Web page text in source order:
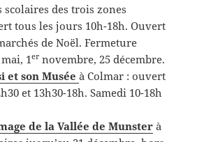
scolaires des trois zones
tous les jours 10h-18h. Ouvert
de Noël. Fermeture
mai, 1er novembre, 25 décembre.
et son Muséeà Colmar : ouvert
et 13h30-18h. Samedi 10-18h
de la Vallée de Munster à